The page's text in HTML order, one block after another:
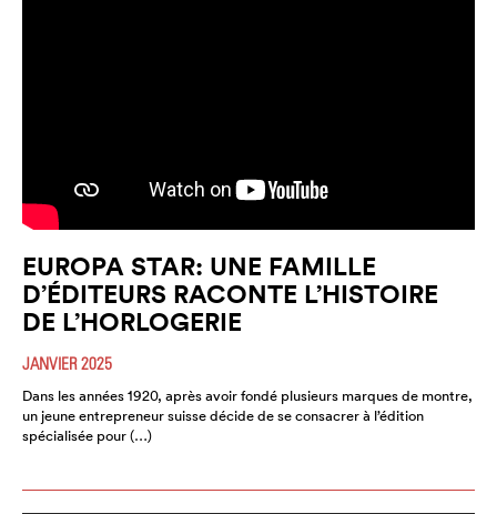
EUROPA STAR: UNE FAMILLE
D’ÉDITEURS RACONTE L’HISTOIRE
DE L’HORLOGERIE
JANVIER 2025
Dans les années 1920, après avoir fondé plusieurs marques de montre,
un jeune entrepreneur suisse décide de se consacrer à l’édition
spécialisée pour (…)